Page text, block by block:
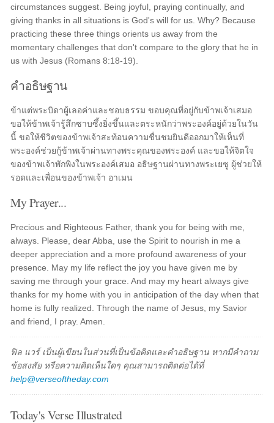
circumstances suggest. Being joyful, praying continually, and
giving thanks in all situations is God's will for us. Why? Because
practicing these three things orients us away from the
momentary challenges that don't compare to the glory that he in
us with Jesus (Romans 8:18-19).
คำอธิษฐาน
ข้าแต่พระบิดาผู้เลอค่าและชอบธรรม ขอบคุณที่อยู่กับข้าพเจ้าเสมอ
ขอให้ข้าพเจ้ารู้สึกซาบซึ้งยิ่งขึ้นและตระหนักว่าพระองค์อยู่ด้วยในวัน
นี้ ขอให้ชีวิตของข้าพเจ้าสะท้อนความชื่นชมยินดีออกมาให้เห็นที่
พระองค์ช่วยกู้ข้าพเจ้าผ่านทางพระคุณของพระองค์ และขอให้จิตใจ
ของข้าพเจ้าพักพิงในพระองค์เสมอ อธิษฐานผ่านทางพระเยซู ผู้ช่วยให้
รอดและเพื่อนของข้าพเจ้า อาเมน
My Prayer...
Precious and Righteous Father, thank you for being with me,
always. Please, dear Abba, use the Spirit to nourish in me a
deeper appreciation and a more profound awareness of your
presence. May my life reflect the joy you have given me by
saving me through your grace. And may my heart always give
thanks for my home with you in anticipation of the day when that
home is fully realized. Through the name of Jesus, my Savior
and friend, I pray. Amen.
ฟิล แวร์ เป็นผู้เขียนในส่วนที่เป็นข้อคิดและคำอธิษฐาน หากมีคำถาม
ข้อสงสัย หรือความคิดเห็นใดๆ คุณสามารถติดต่อได้ที่
help@verseoftheday.com
Today's Verse Illustrated